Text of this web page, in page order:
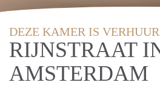
DEZE KAMER IS
RIJNSTRAAT
AMSTERDAM